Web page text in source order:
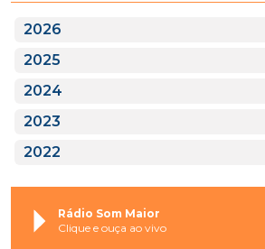
2026
2025
2024
2023
2022
Rádio Som Maior
Clique e ouça ao vivo